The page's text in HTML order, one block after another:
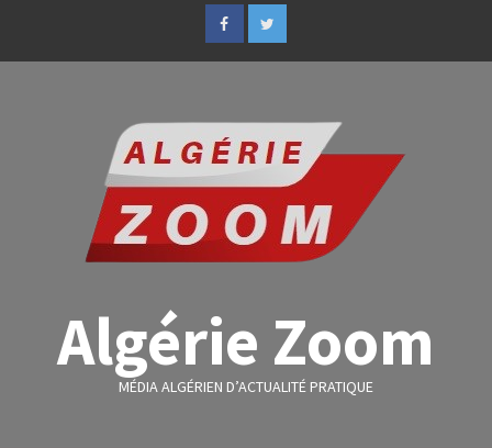
Algérie Zoom
MÉDIA ALGÉRIEN D’ACTUALITÉ PRATIQUE